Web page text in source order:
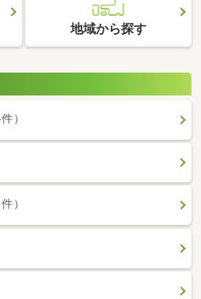
地域から探す
）
）